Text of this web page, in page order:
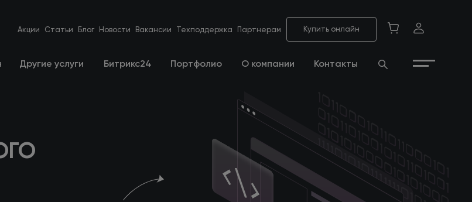
Акции Статьи Блог Новости Вакансии Техподдержка Партнерам Купить онлайн
Другие услуги Битрикс24 Портфолио О компании Контакты